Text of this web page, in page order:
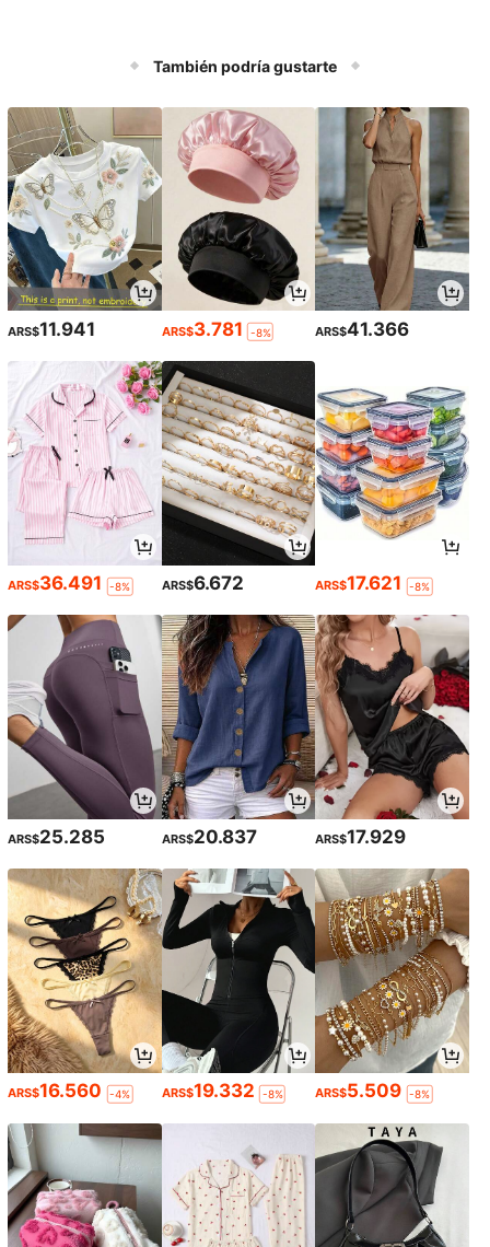
También podría gustarte
ARS$11.941 ARS$3.781 -8% ARS$41.366
ARS$36.491 -8% ARS$6.672 ARS$17.621 -8%
ARS$25.285 ARS$20.837 ARS$17.929
ARS$16.560 -4% ARS$19.332 -8% ARS$5.509 -8%